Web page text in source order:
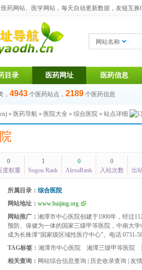
药网站、医学网站，每天自动更新数据，友链互换
网站名称
目录 医药网址 医药信息
， 4943 个医药站点， 2189 个医药信息
» 医药导航 » 医院大全 » 综合医院 » 站点详细
0
度权重
1
Sogou Rank
0
AlexaRank
0
入站次数
出
所属目录： 综合医院
网站地址： www.huijing.org
网站推广： 湘潭市中心医院创建于1900年，经过
预防、保健为一体的国家三级甲等医院，中南大
成为长株潭“国家级区域性医疗中心”。电话:0731-
TAG标签： 湘潭市中心医院 湘潭三级甲等医院
相关查询： 网站综合信息查询 历史收录查询 友